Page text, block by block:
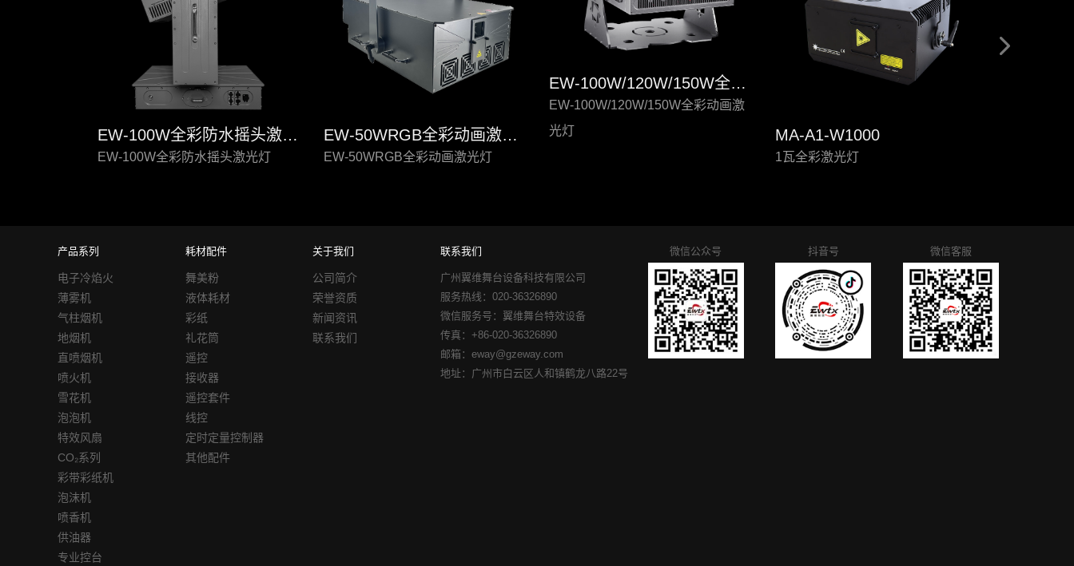
EW-100W全彩防水摇头激光灯
EW-100W全彩防水摇头激光灯
EW-50WRGB全彩动画激光灯
EW-50WRGB全彩动画激光灯
EW-100W/120W/150W全彩动画激光灯
EW-100W/120W/150W全彩动画激
光灯
MA-A1-W1000
1瓦全彩激光灯
产品系列
电子冷焰火
薄雾机
气柱烟机
地烟机
直喷烟机
喷火机
雪花机
泡泡机
特效风扇
CO₂系列
彩带彩纸机
泡沫机
喷香机
供油器
专业控台
耗材配件
舞美粉
液体耗材
彩纸
礼花筒
遥控
接收器
遥控套件
线控
定时定量控制器
其他配件
关于我们
公司简介
荣誉资质
新闻资讯
联系我们
联系我们
广州翼维舞台设备科技有限公司
服务热线：020-36326890
微信服务号：翼维舞台特效设备
传真：+86-020-36326890
邮箱：eway@gzeway.com
地址：广州市白云区人和镇鹤龙八路22号
微信公众号 抖音号 微信客服